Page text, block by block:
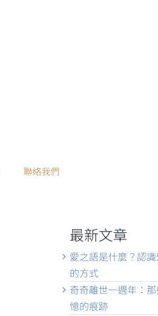
聯絡我們
最新文章
愛之語是什麼？認
的方式
奇奇離世一週年：
憶的痕跡